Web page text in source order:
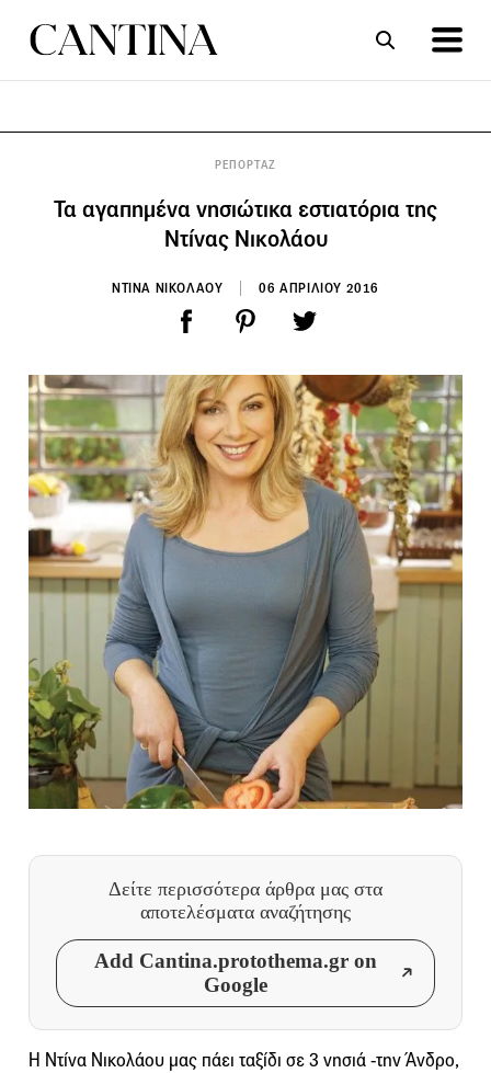
ΡΕΠΟΡΤΑΖ
Τα αγαπημένα νησιώτικα εστιατόρια της
Ντίνας Νικολάου
ΝΤΙΝΑ ΝΙΚΟΛΑΟΥ 06 ΑΠΡΙΛΙΟΥ 2016
Δείτε περισσότερα άρθρα μας στα
αποτελέσματα αναζήτησης
Add Cantina.protothema.gr on
Google
Η Ντίνα Νικολάου μας πάει ταξίδι σε 3 νησιά -την Άνδρο,